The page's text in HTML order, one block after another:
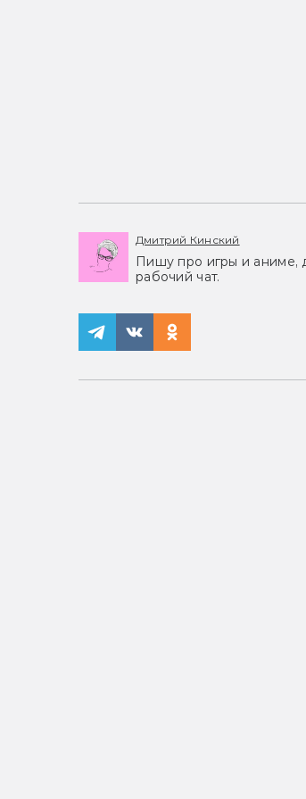
Дмитрий Кинский
Пишу про игры и аниме,
рабочий чат.